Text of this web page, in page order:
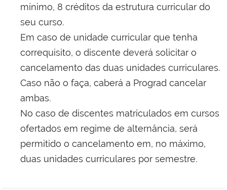
mínimo, 8 créditos da estrutura curricular do
seu curso.
Em caso de unidade curricular que tenha
correquisito, o discente deverá solicitar o
cancelamento das duas unidades curriculares.
Caso não o faça, caberá a Prograd cancelar
ambas.
No caso de discentes matriculados em cursos
ofertados em regime de alternância, será
permitido o cancelamento em, no máximo,
duas unidades curriculares por semestre.